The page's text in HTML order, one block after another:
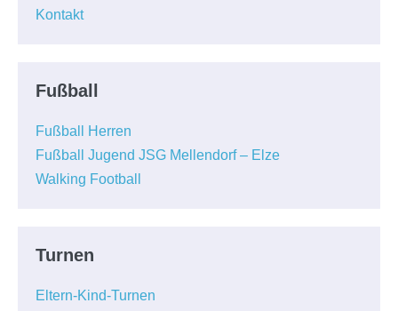
Kontakt
Fußball
Fußball Herren
Fußball Jugend JSG Mellendorf – Elze
Walking Football
Turnen
Eltern-Kind-Turnen